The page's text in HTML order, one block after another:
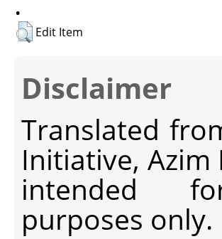
Edit Item
Disclaimer
Translated
Initiative, Azim
intended for
purposes only.